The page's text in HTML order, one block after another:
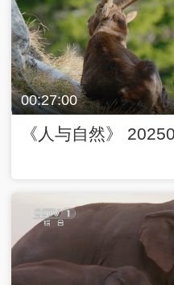
00:27:00
《人与自然》